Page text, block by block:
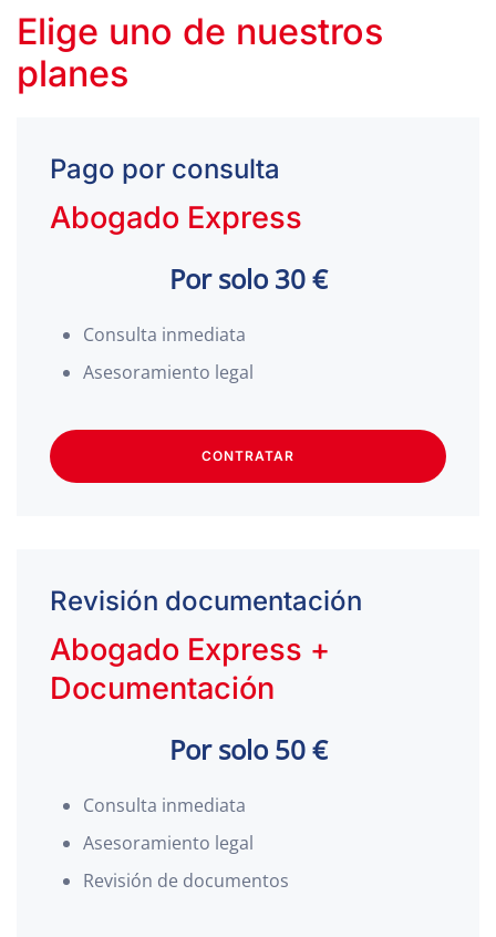
Elige uno de nuestros
planes
Pago por consulta
Abogado Express
Por solo 30 €
Consulta inmediata
Asesoramiento legal
CONTRATAR
Revisión documentación
Abogado Express +
Documentación
Por solo 50 €
Consulta inmediata
Asesoramiento legal
Revisión de documentos